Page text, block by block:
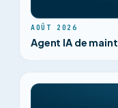
AOÛT 2026
Agent IA de